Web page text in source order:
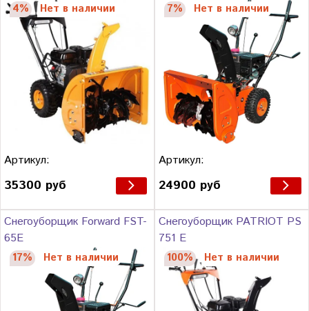
4% Нет в наличии
Артикул:
35300 руб
7% Нет в наличии
Артикул:
24900 руб
Снегоуборщик Forward FST-
65E
17% Нет в наличии
Снегоуборщик PATRIOT PS
751 E
100% Нет в наличии